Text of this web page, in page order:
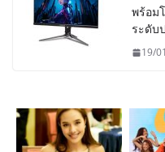
พร้อม
ระดับ
19/